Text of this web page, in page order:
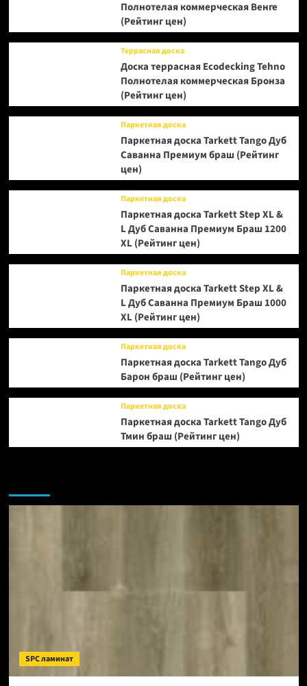
Полнотелая коммерческая Венге
(Рейтинг цен)
Террасная доска
Доска террасная Ecodecking Tehno
Полнотелая коммерческая Бронза
(Рейтинг цен)
Паркетная доска
Паркетная доска Tarkett Tango Дуб
Саванна Премиум браш (Рейтинг
цен)
Паркетная доска
Паркетная доска Tarkett Step XL &
L Дуб Саванна Премиум Браш 1200
XL (Рейтинг цен)
Паркетная доска
Паркетная доска Tarkett Step XL &
L Дуб Саванна Премиум Браш 1000
XL (Рейтинг цен)
Паркетная доска
Паркетная доска Tarkett Tango Дуб
Барон браш (Рейтинг цен)
Паркетная доска
Паркетная доска Tarkett Tango Дуб
Тмин браш (Рейтинг цен)
SPC ламинат